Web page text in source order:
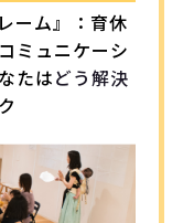
ーム』：育休
ミュニケーシ
たはどう解決